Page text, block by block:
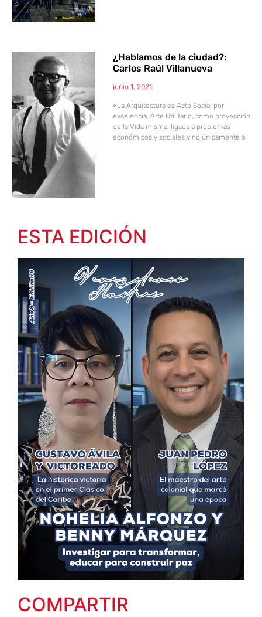
¿Hablamos de la ciudad?:
Carlos Raúl Villanueva
junio 1, 2021
«La Arquitectura es Acto Social por
excelencia, Arte Utilitario, como proyección
de la Vida misma, ligada a problemas
económicos y sociales y no únicamente a
ESTA EDICIÓN
COMPARTIR